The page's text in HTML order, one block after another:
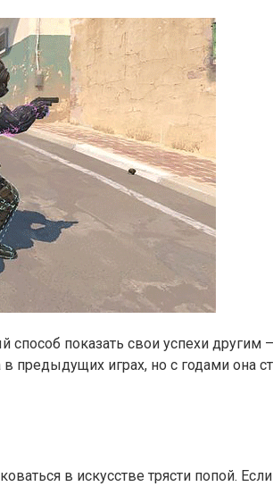
показать свои успехи
предыдущих играх, но с годами она
в искусстве трясти попой. Если